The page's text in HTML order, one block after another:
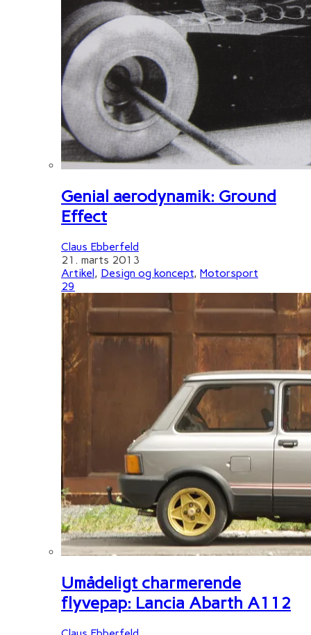
Genial aerodynamik: Ground
Effect
Claus Ebberfeld
21. marts 2013
Artikel, Design og koncept, Motorsport
29
Umådeligt charmerende
flyvepap: Lancia Abarth A112